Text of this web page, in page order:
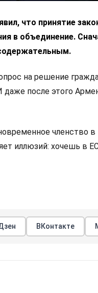
что принятие
в объединение.
на решение
после этого
членство
иллюзий: хочешь в
ВКонтакте